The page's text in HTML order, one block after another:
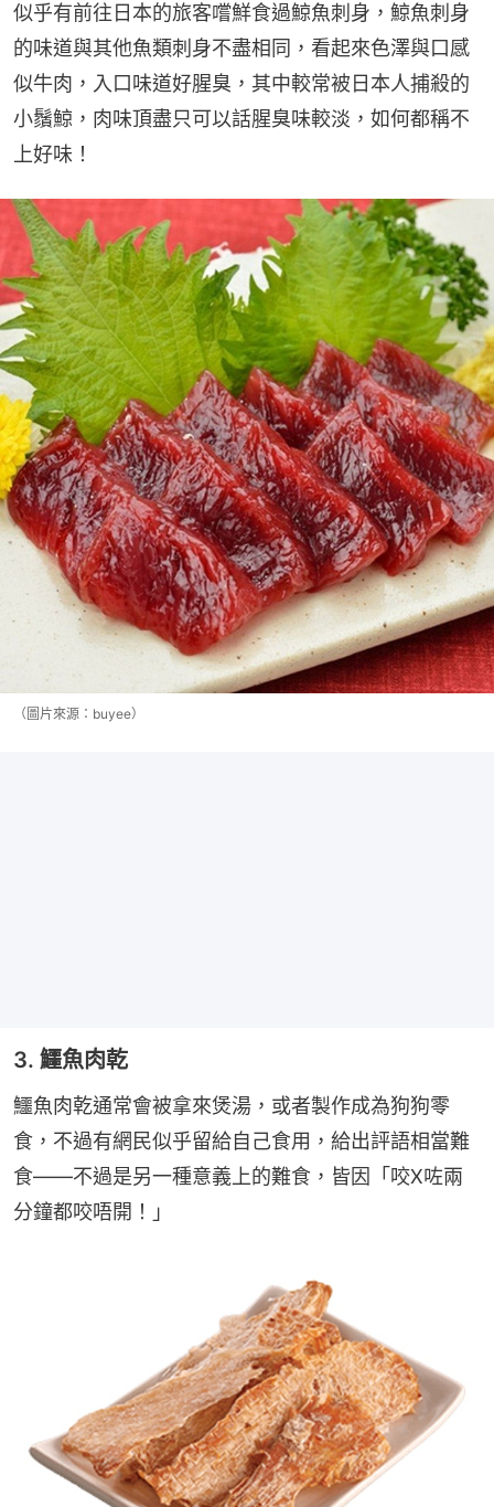
似乎有前往日本的旅客嚐鮮食過鯨魚刺身，鯨魚刺身
的味道與其他魚類刺身不盡相同，看起來色澤與口感
似牛肉，入口味道好腥臭，其中較常被日本人捕殺的
小鬚鯨，肉味頂盡只可以話腥臭味較淡，如何都稱不
上好味！
（圖片來源：buyee）
3. 鱷魚肉乾
鱷魚肉乾通常會被拿來煲湯，或者製作成為狗狗零
食，不過有網民似乎留給自己食用，給出評語相當難
食——不過是另一種意義上的難食，皆因「咬X咗兩
分鐘都咬唔開！」